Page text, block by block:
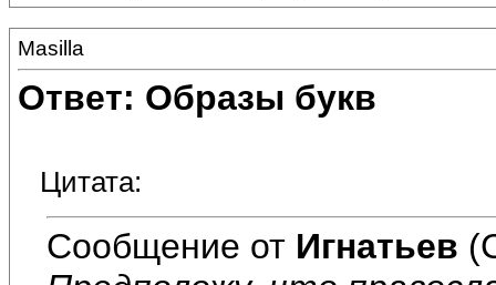
Masilla
Ответ: Образы букв
Цитата:
Сообщение от Игнатьев